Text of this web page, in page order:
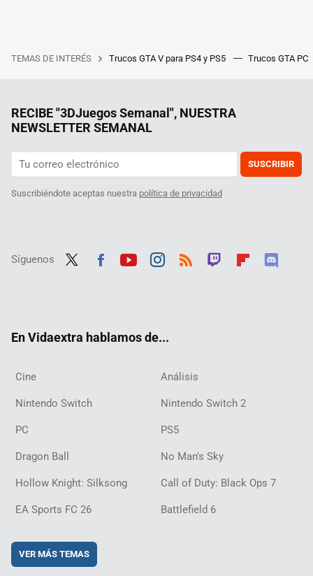
TEMAS DE INTERÉS Trucos GTA V para PS4 y PS5 Trucos GTA PC
RECIBE "3DJuegos Semanal", NUESTRA
NEWSLETTER SEMANAL
SUSCRIBIR
Suscribiéndote aceptas nuestra política de privacidad
Síguenos
En Vidaextra hablamos de...
Cine Análisis
Nintendo Switch Nintendo Switch 2
PC PS5
Dragon Ball No Man's Sky
Hollow Knight: Silksong Call of Duty: Black Ops 7
EA Sports FC 26 Battlefield 6
VER MÁS TEMAS